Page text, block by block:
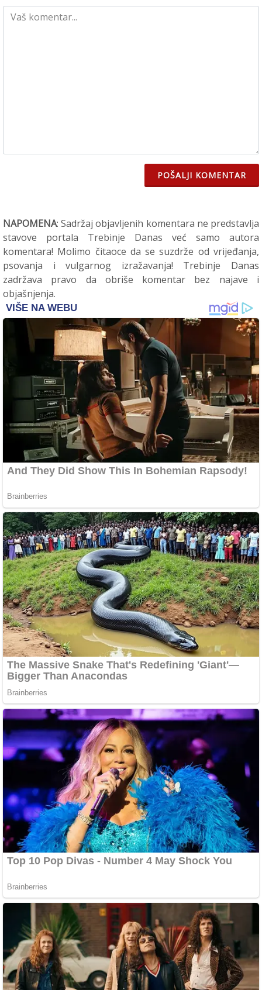
POŠALJI KOMENTAR
NAPOMENA: Sadržaj objavljenih komentara ne predstavlja
stavove portala Trebinje Danas već samo autora
komentara! Molimo čitaoce da se suzdrže od vrijeđanja,
psovanja i vulgarnog izražavanja! Trebinje Danas
zadržava pravo da obriše komentar bez najave i
objašnjenja.